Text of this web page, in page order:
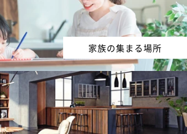
家族の集まる場所